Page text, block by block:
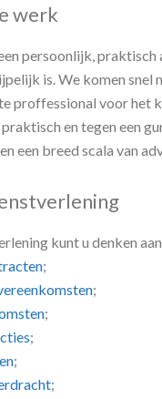
werk
persoonlijk,
is. We komen snel
proffessional voor het
en tegen een
een breed scala van
kunt u denken
;
;
;
;
;
;